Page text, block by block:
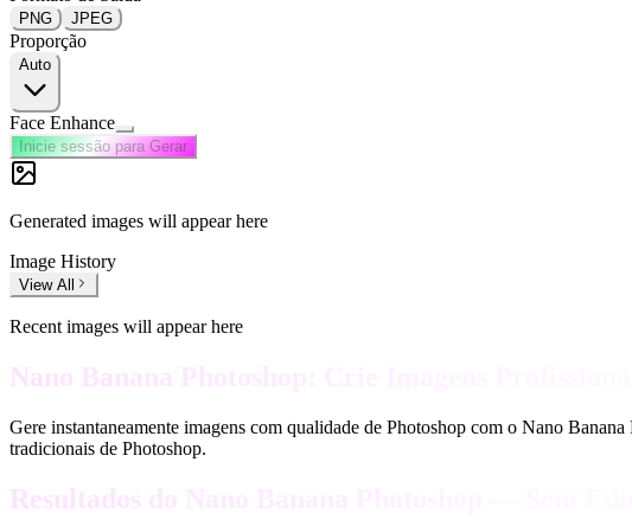
PNG JPEG
Proporção
Auto
Face Enhance
Inicie sessão para Gerar
Generated images will appear here
Image History
View All
Recent images will appear here
Nano Banana Photoshop: Crie Imagens
Gere instantaneamente imagens com qualidade de Photoshop com o Nano
tradicionais de Photoshop.
Resultados do Nano Banana Photoshop — Sem